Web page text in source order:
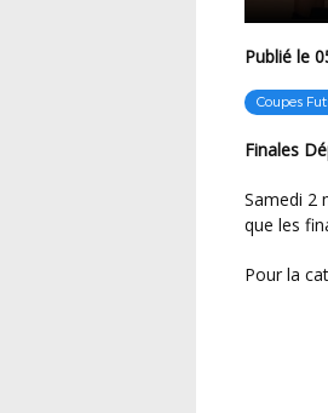
Publié le
Coupes
Finales
Samedi 2 mars 2024 se sont déroulées les Finales Futsal U14G et U15G à Grand-Champ ainsi
que les
Pour la